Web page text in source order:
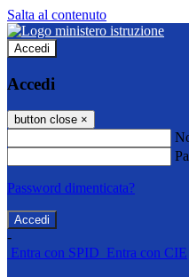
Salta al contenuto
Accedi
Accedi
button close ×
Password dimenticata?
-
Entra con SPID Entra con CIE